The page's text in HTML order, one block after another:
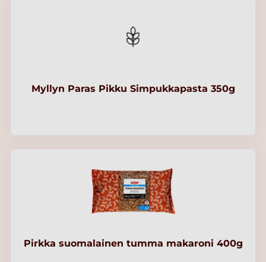
Myllyn Paras Pikku Simpukkapasta 350g
Pirkka suomalainen tumma makaroni 400g